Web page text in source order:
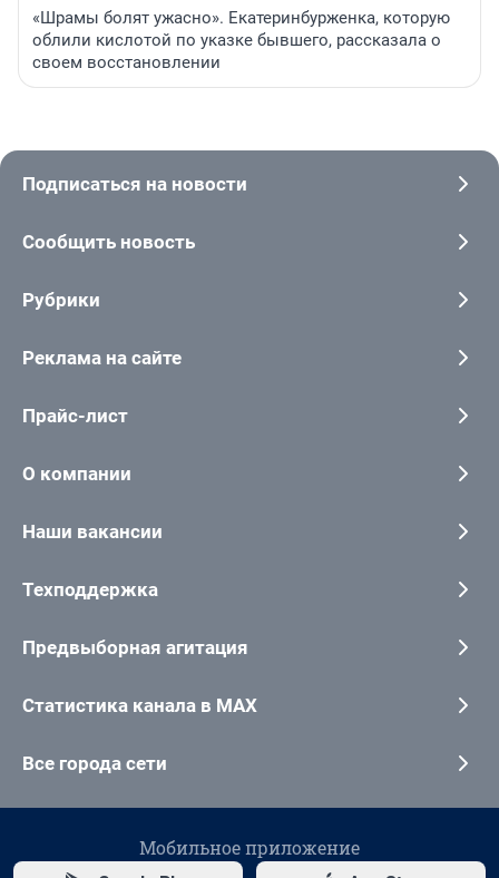
«Шрамы болят ужасно». Екатеринбурженка, которую
облили кислотой по указке бывшего, рассказала о
своем восстановлении
Подписаться на новости
Сообщить новость
Рубрики
Реклама на сайте
Прайс-лист
О компании
Наши вакансии
Техподдержка
Предвыборная агитация
Статистика канала в MAX
Все города сети
Мобильное приложение